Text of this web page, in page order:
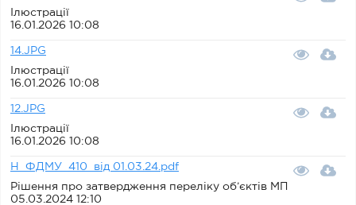
Ілюстрації
16.01.2026 10:08
14.JPG
Ілюстрації
16.01.2026 10:08
12.JPG
Ілюстрації
16.01.2026 10:08
Н_ФДМУ_410_від 01.03.24.pdf
Рішення про затвердження переліку об’єктів МП
05.03.2024 12:10